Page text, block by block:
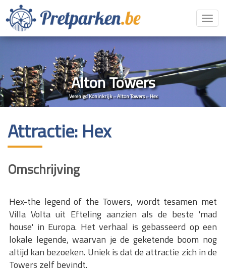
Alton Towers
Verenigd Koninkrijk»Alton Towers»Hex
Attractie: Hex
Omschrijving
Hex-the legend of the Towers, wordt tesamen met
Villa Volta uit Efteling aanzien als de beste 'mad
house' in Europa. Het verhaal is gebasseerd op een
lokale legende, waarvan je de geketende boom nog
altijd kan bezoeken. Uniek is dat de attractie zich in de
Towers zelf bevindt.